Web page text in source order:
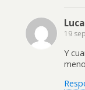
19
Y